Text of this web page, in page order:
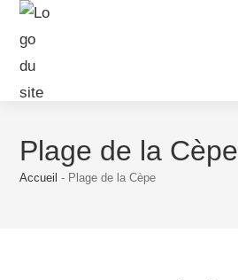
Plage de la Cèpe
Accueil - Plage de la Cèpe